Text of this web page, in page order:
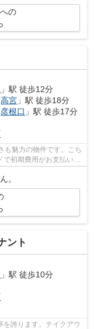
の
」駅 徒歩12分
高宮 」駅 徒歩18分
彦根口 」駅 徒歩17分
も魅力の物件です。こち
で初期費用がお支払いい
。
ント
」駅 徒歩10分
を誇ります。テイクアウ